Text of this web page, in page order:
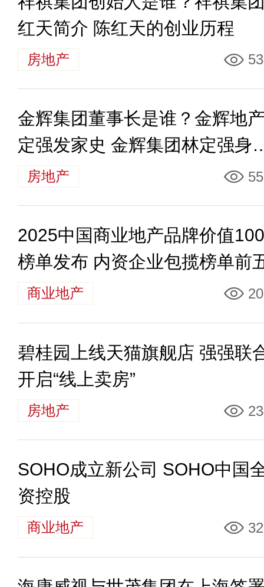
红天简介 陈红天的创业历程
房地产
金辉集团董事长是谁？金辉地
定强发家史 金辉集团林定强身
多少钱
房地产
2025中国商业地产品牌价值
榜单发布 内资企业包揽榜单前
商业地产
碧桂园上线天猫旗舰店 强强联
开启“线上卖房”
房地产
SOHO成立新公司 SOHO中国
资控股
商业地产